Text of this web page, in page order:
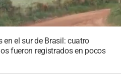
en el sur de Brasil: cuatro
fueron registrados en pocos